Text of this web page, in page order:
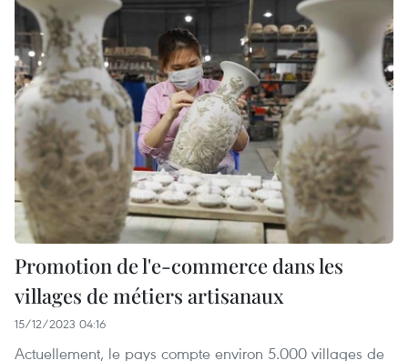
Promotion de l'e-commerce dans les
villages de métiers artisanaux
15/12/2023 04:16
Actuellement, le pays compte environ 5.000 villages de